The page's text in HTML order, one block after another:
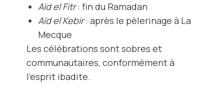
Aïd el Fitr: fin du Ramadan
Aïd el Kebir: après le pèlerinage à La
Mecque
Les célébrations sont sobres et
communautaires, conformément à
l’esprit ibadite.